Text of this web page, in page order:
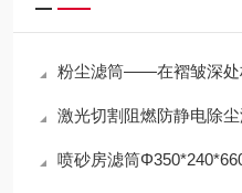
粉尘滤筒——在褶皱深处
激光切割阻燃防静电除
喷砂房滤筒